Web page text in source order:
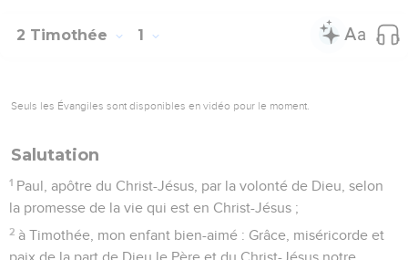
2 Timothée 1
Seuls les Évangiles sont disponibles en vidéo pour le moment.
Salutation
1 Paul, apôtre du Christ-Jésus, par la volonté de Dieu, selon
la promesse de la vie qui est en Christ-Jésus ;
2 à Timothée, mon enfant bien-aimé : Grâce, miséricorde et
paix de la part de Dieu le Père et du Christ-Jésus notre